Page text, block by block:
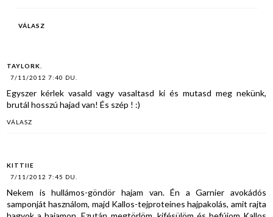
VÁLASZ
TAYLORK.
7/11/2012 7:40 DU.
Egyszer kérlek vasald vagy vasaltasd ki és mutasd meg nekünk,
brutál hosszú hajad van! És szép ! :)
VÁLASZ
KITTIIE
7/11/2012 7:45 DU.
Nekem is hullámos-göndör hajam van. Én a Garnier avokádós
samponját használom, majd Kallos-tejproteines hajpakolás, amit rajta